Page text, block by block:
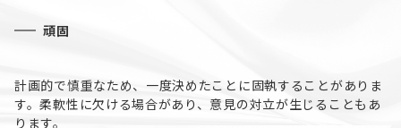
頑固
計画的で慎重なため、一度決めたことに固執することがありま
す。柔軟性に欠ける場合があり、意見の対立が生じることもあ
ります。